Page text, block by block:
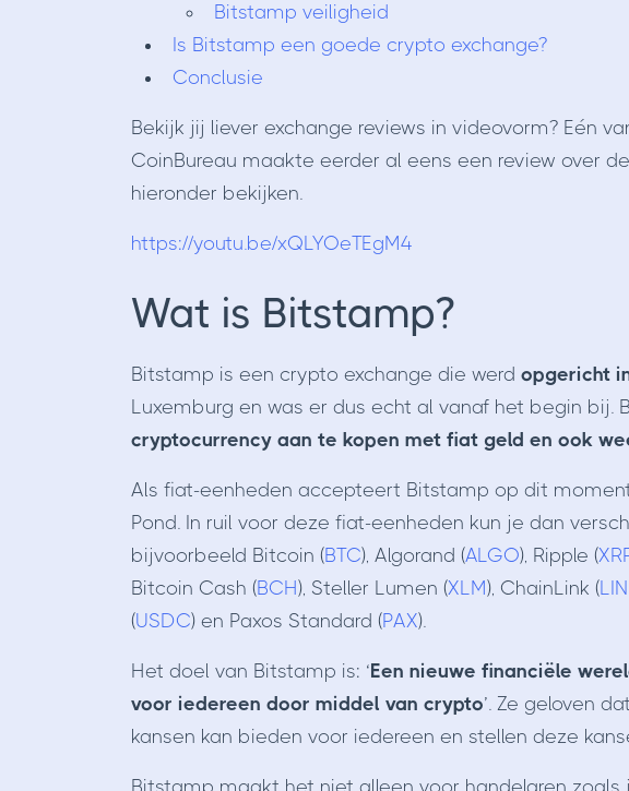
Bitstamp veiligheid
Is Bitstamp een goede crypto exchange?
Conclusie
Bekijk jij liever exchange reviews in videovorm? Eén
CoinBureau maakte eerder al eens een review over
hieronder bekijken.
https://youtu.be/xQLYOeTEgM4
Wat is Bitstamp?
Bitstamp is een crypto exchange die werd opgericht
Luxemburg en was er dus echt al vanaf het begin
cryptocurrency aan te kopen met fiat geld en ook
Als fiat-eenheden accepteert Bitstamp op dit
Pond. In ruil voor deze fiat-eenheden kun je dan
bijvoorbeeld Bitcoin (BTC), Algorand (ALGO), Ripple (
Bitcoin Cash (BCH), Steller Lumen (XLM), ChainLink (
(USDC) en Paxos Standard (PAX).
Het doel van Bitstamp is: ‘ Een nieuwe financiële
voor iedereen door middel van crypto’. Ze geloven
kansen kan bieden voor iedereen en stellen deze
Bitstamp maakt het niet alleen voor handelaren